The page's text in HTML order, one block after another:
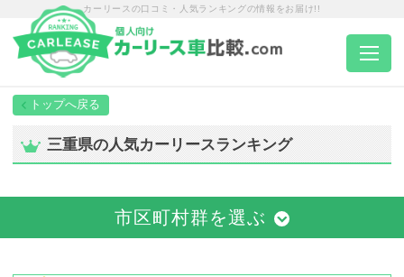
カーリースの口コミ・人気ランキングの情報をお届け!!
トップページ
エリア別ランキング
三重県の人気カーリースランキング
市区町村群を選ぶ